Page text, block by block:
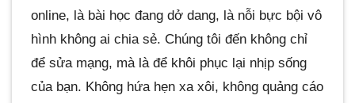
online, là bài học đang dở dang, là nỗi bực bội vô
hình không ai chia sẻ. Chúng tôi đến không chỉ
để sửa mạng, mà là để khôi phục lại nhịp sống
của bạn. Không hứa hẹn xa xôi, không quảng cáo